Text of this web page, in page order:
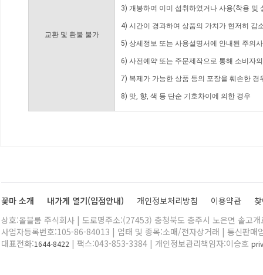
교환 및 환불 불가
3) 개봉하여 이미 섭취하였거나 사용(착용 및
4) 시간이 경과하여 상품의 가치가 현저히 감
5) 상세정보 또는 사용설명서에 안내된 주의
6) 사전예약 또는 주문제작으로 통해 소비자
7) 복제가 가능한 상품 등의 포장을 훼손한 경
8) 맛, 향, 색 등 단순 기호차이에 의한 경우
꽃마 소개 내가게 열기(입점안내) 개인정보처리방침 이용약관
상호:올블룸 주식회사 | 도로명주소:(27453) 충청북도 충주시 노은면 솔고
사업자등록번호:105-86-84013 | 업태 및 종목:소매/전자상거래 | 통신판매
대표전화:1644-8422 | 팩스:043-853-3384 | 개인정보관리책임자:이승호